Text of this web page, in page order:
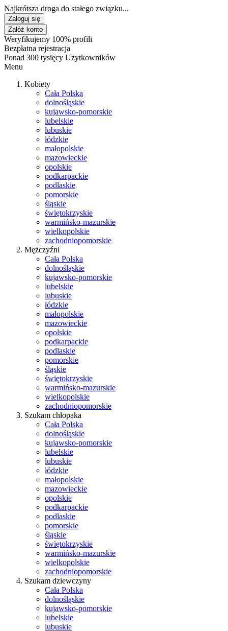
Najkrótsza droga do stałego związku...
Zaloguj się
Załóż konto
Weryfikujemy 100% profili
Bezpłatna rejestracja
Ponad 300 tysięcy Użytkowników
Menu
Kobiety
Cała Polska
dolnośląskie
kujawsko-pomorskie
lubelskie
lubuskie
łódzkie
małopolskie
mazowieckie
opolskie
podkarpackie
podlaskie
pomorskie
śląskie
świętokrzyskie
warmińsko-mazurskie
wielkopolskie
zachodniopomorskie
Mężczyźni
Cała Polska
dolnośląskie
kujawsko-pomorskie
lubelskie
lubuskie
łódzkie
małopolskie
mazowieckie
opolskie
podkarpackie
podlaskie
pomorskie
śląskie
świętokrzyskie
warmińsko-mazurskie
wielkopolskie
zachodniopomorskie
Szukam chłopaka
Cała Polska
dolnośląskie
kujawsko-pomorskie
lubelskie
lubuskie
łódzkie
małopolskie
mazowieckie
opolskie
podkarpackie
podlaskie
pomorskie
śląskie
świętokrzyskie
warmińsko-mazurskie
wielkopolskie
zachodniopomorskie
Szukam dziewczyny
Cała Polska
dolnośląskie
kujawsko-pomorskie
lubelskie
lubuskie